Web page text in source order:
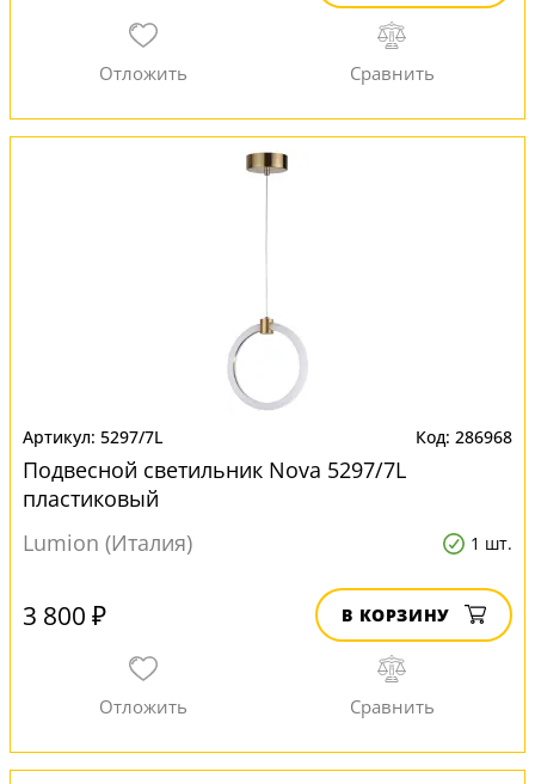
5297/7L 286968
Подвесной светильник Nova 5297/7L
пластиковый
Lumion (Италия)
1 шт.
3 800 ₽ В КОРЗИНУ